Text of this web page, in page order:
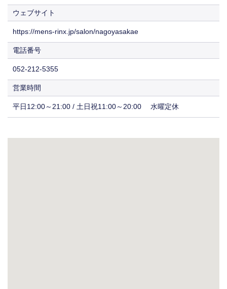
ウェブサイト
https://mens-rinx.jp/salon/nagoyasakae
電話番号
052-212-5355
営業時間
平日12:00～21:00 / 土日祝11:00～20:00 水曜定休